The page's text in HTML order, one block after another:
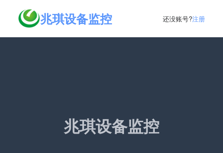
兆琪设备监控 还没账号?注册
兆琪设备监控